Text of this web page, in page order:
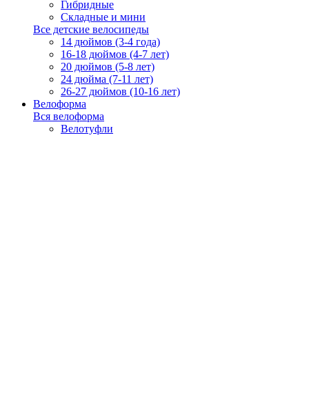
Гибридные
Складные и мини
Все детские велосипеды
14 дюймов (3-4 года)
16-18 дюймов (4-7 лет)
20 дюймов (5-8 лет)
24 дюйма (7-11 лет)
26-27 дюймов (10-16 лет)
Велоформа
Вся велоформа
Велотуфли